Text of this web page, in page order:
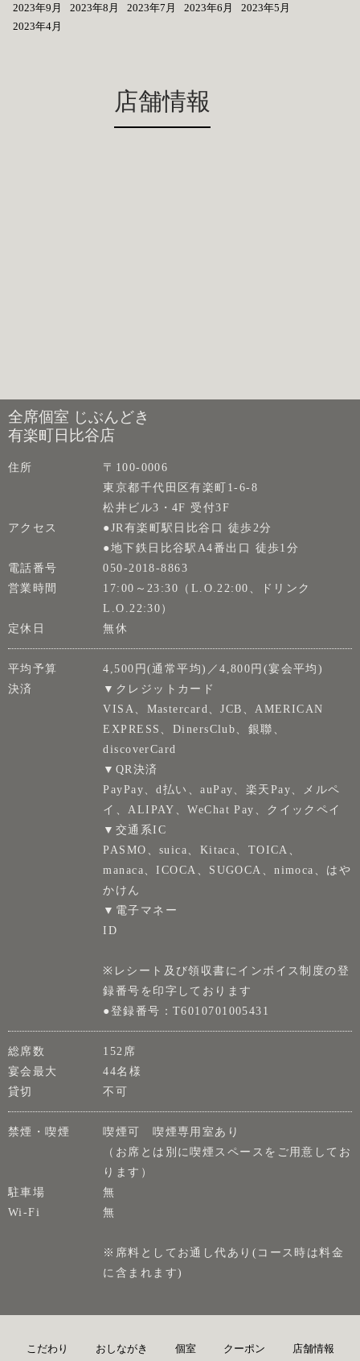
2023年9月
2023年8月 2023年7月 2023年6月
2023年5月
2023年4月
店舗情報
全席個室 じぶんどき
有楽町日比谷店
住所
〒100-0006
東京都千代田区有楽町1-6-8
松井ビル3・4F 受付3F
アクセス
●JR有楽町駅日比谷口 徒歩2分
●地下鉄日比谷駅A4番出口 徒歩1分
電話番号
050-2018-8863
営業時間
17:00～23:30（L.O.22:00、ドリンク
L.O.22:30）
定休日
無休
平均予算
4,500円(通常平均)／4,800円(宴会平均)
決済
▼クレジットカード
VISA、Mastercard、JCB、AMERICAN
EXPRESS、DinersClub、銀聯、
discoverCard
▼QR決済
PayPay、d払い、auPay、楽天Pay、メルペ
イ、ALIPAY、WeChat Pay、クイックペイ
▼交通系IC
PASMO、suica、Kitaca、TOICA、
manaca、ICOCA、SUGOCA、nimoca、はや
かけん
▼電子マネー
ID
※レシート及び領収書にインボイス制度の登
録番号を印字しております
●登録番号：T6010701005431
総席数
152席
宴会最大
44名様
貸切
不可
禁煙・喫煙
喫煙可 喫煙専用室あり
（お席とは別に喫煙スペースをご用意してお
ります）
駐車場
無
Wi-Fi
無
※席料としてお通し代あり(コース時は料金
に含まれます)
こだわり おしながき 個室 クーポン 店舗情報